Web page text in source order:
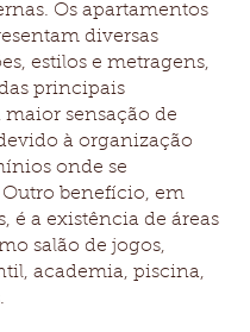
Os apartamentos
diversas
estilos e metragens,
principais
maior sensação de
à organização
onde se
benefício, em
é a existência de áreas
salão de jogos,
academia, piscina,